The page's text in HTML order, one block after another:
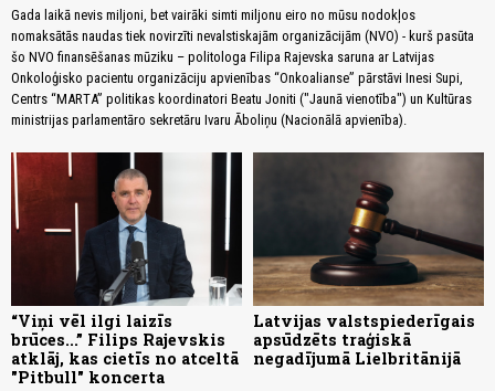
Gada laikā nevis miljoni, bet vairāki simti miljonu eiro no mūsu nodokļos
nomaksātās naudas tiek novirzīti nevalstiskajām organizācijām (NVO) - kurš pasūta
šo NVO finansēšanas mūziku – politologa Filipa Rajevska saruna ar Latvijas
Onkoloģisko pacientu organizāciju apvienības “Onkoalianse” pārstāvi Inesi Supi,
Centrs “MARTA” politikas koordinatori Beatu Joniti ("Jaunā vienotība") un Kultūras
ministrijas parlamentāro sekretāru Ivaru Āboliņu (Nacionālā apvienība).
“Viņi vēl ilgi laizīs
brūces...” Filips Rajevskis
atklāj, kas cietīs no atceltā
"Pitbull" koncerta
Latvijas valstspiederīgais
apsūdzēts traģiskā
negadījumā Lielbritānijā